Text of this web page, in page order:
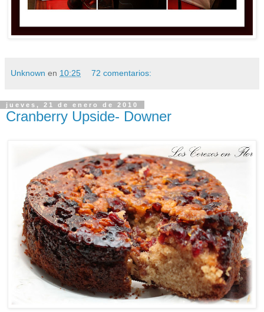
Unknown en 10:25 72 comentarios:
jueves, 21 de enero de 2010
Cranberry Upside- Downer